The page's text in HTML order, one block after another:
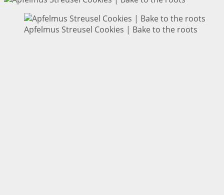
Apfelmus Streusel Cookies | Bake to the roots